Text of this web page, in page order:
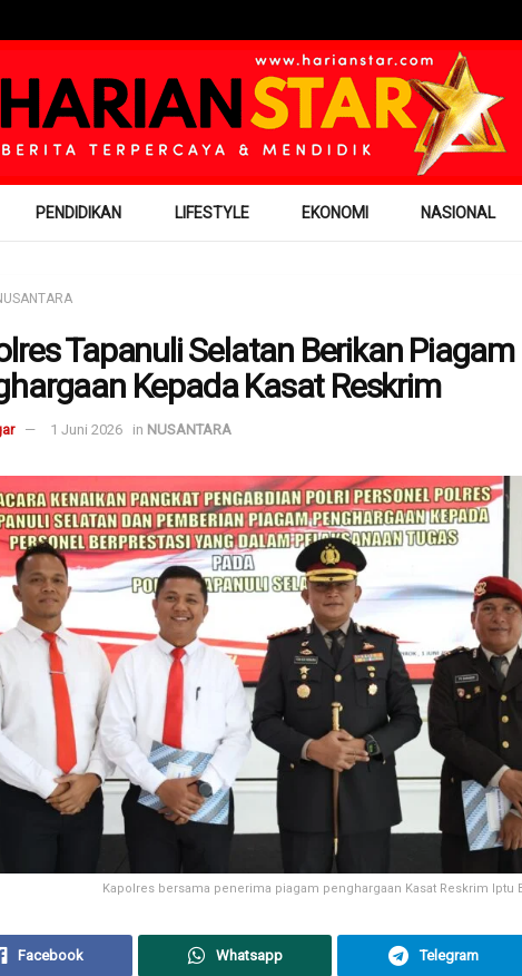
PENDIDIKAN LIFESTYLE EKONOMI NASIONAL
Tapanuli Selatan Berikan Piagam
Kepada Kasat Reskrim
1 Juni 2026 in NUSANTARA
Kapolres bersama penerima piagam penghargaan Kasat Reskrim Iptu
Facebook Whatsapp Telegram